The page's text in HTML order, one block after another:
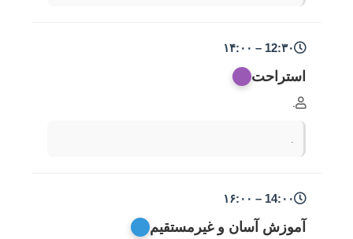
12:۳۰ – ۱۴:۰۰
استراحت
.
14:۰۰ – ۱۶:۰۰
آموزش آسان و غیرمستقیم